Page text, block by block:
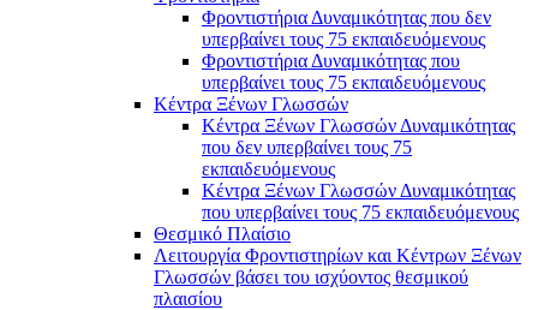
Φροντιστήρια Δυναμικότητας που δεν
υπερβαίνει τους 75 εκπαιδευόμενους
Φροντιστήρια Δυναμικότητας που
υπερβαίνει τους 75 εκπαιδευόμενους
Κέντρα Ξένων Γλωσσών
Kέντρα Ξένων Γλωσσών Δυναμικότητας
που δεν υπερβαίνει τους 75
εκπαιδευόμενους
Kέντρα Ξένων Γλωσσών Δυναμικότητας
που υπερβαίνει τους 75 εκπαιδευόμενους
Θεσμικό Πλαίσιο
Λειτουργία Φροντιστηρίων και Κέντρων Ξένων
Γλωσσών βάσει του ισχύοντος θεσμικού
πλαισίου